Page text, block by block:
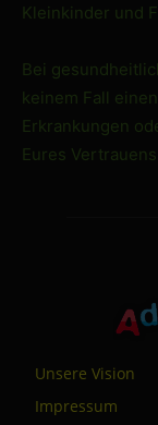
Kleinkinder und
Bei
keinem Fall
Erkrankungen
Eures
Unsere Vision
Impressum